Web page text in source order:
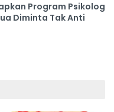
Program Psikolog
Diminta Tak Anti